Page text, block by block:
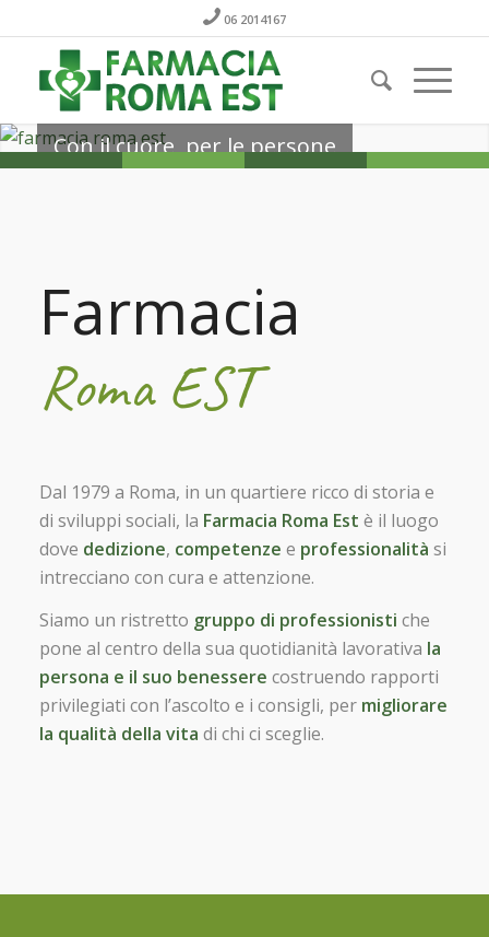
06 2014167
Con il cuore, per le persone
Farmacia
Roma EST
Dal 1979 a Roma, in un quartiere ricco di storia e
di sviluppi sociali, la Farmacia Roma Est è il luogo
dove dedizione, competenze e professionalità si
intrecciano con cura e attenzione.
Siamo un ristretto gruppo di professionisti che
pone al centro della sua quotidianità lavorativa la
persona e il suo benessere costruendo rapporti
privilegiati con l’ascolto e i consigli, per migliorare
la qualità della vita di chi ci sceglie.